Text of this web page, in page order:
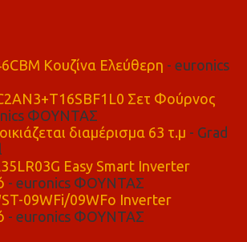
Κουζίνα Ελεύθερη - euronics
Σετ Φούρνος
ΦΟΥΝΤΑΣ
διαμέρισμα 63 τ.μ - Grad
Easy Smart Inverter
- euronics ΦΟΥΝΤΑΣ
09WFi/09WFo Inverter
- euronics ΦΟΥΝΤΑΣ